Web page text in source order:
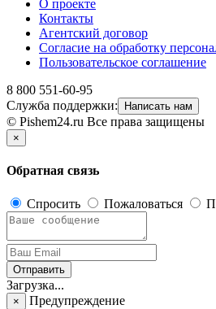
О проекте
Контакты
Агентский договор
Согласие на обработку
Пользовательское соглашение
8 800 551-60-95
Служба поддержки:
Написать нам
© Pishem24.ru Все права защищены
×
Обратная связь
Спросить Пожаловаться
Отправить
Загрузка...
×
Предупреждение